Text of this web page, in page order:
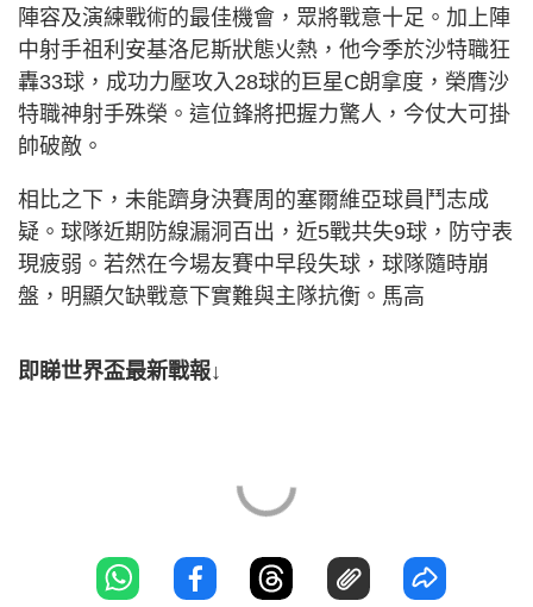
陣容及演練戰術的最佳機會，眾將戰意十足。加上陣
中射手祖利安基洛尼斯狀態火熱，他今季於沙特職狂
轟33球，成功力壓攻入28球的巨星C朗拿度，榮膺沙
特職神射手殊榮。這位鋒將把握力驚人，今仗大可掛
帥破敵。
相比之下，未能躋身決賽周的塞爾維亞球員鬥志成
疑。球隊近期防線漏洞百出，近5戰共失9球，防守表
現疲弱。若然在今場友賽中早段失球，球隊隨時崩
盤，明顯欠缺戰意下實難與主隊抗衡。馬高
即睇世界盃最新戰報↓